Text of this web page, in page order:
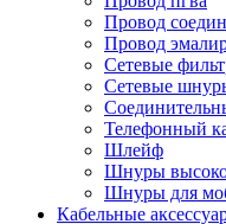
Провод
Провод
Сетевые
Сетевые
Телефонный
Шлейф
Шнуры
Шнуры для
Кабельные